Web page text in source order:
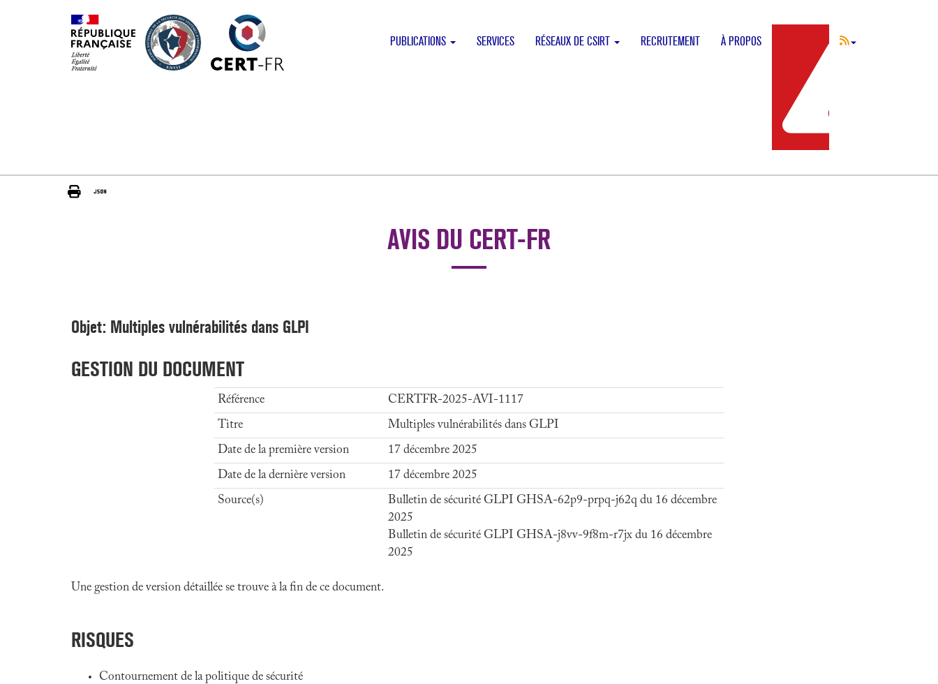
PUBLICATIONS SERVICES RÉSEAUX DE CSIRT RECRUTEMENT À PROPOS
AVIS DU CERT-FR
Objet: Multiples vulnérabilités dans GLPI
GESTION DU DOCUMENT
Référence
CERTFR-2025-AVI-1117
Titre
Multiples vulnérabilités dans GLPI
Date de la première version
17 décembre 2025
Date de la dernière version
17 décembre 2025
Source(s)
Bulletin de sécurité GLPI GHSA-62p9-prpq-j62q du 16 décembre
2025
Bulletin de sécurité GLPI GHSA-j8vv-9f8m-r7jx du 16 décembre
2025
Une gestion de version détaillée se trouve à la fin de ce document.
RISQUES
Contournement de la politique de sécurité